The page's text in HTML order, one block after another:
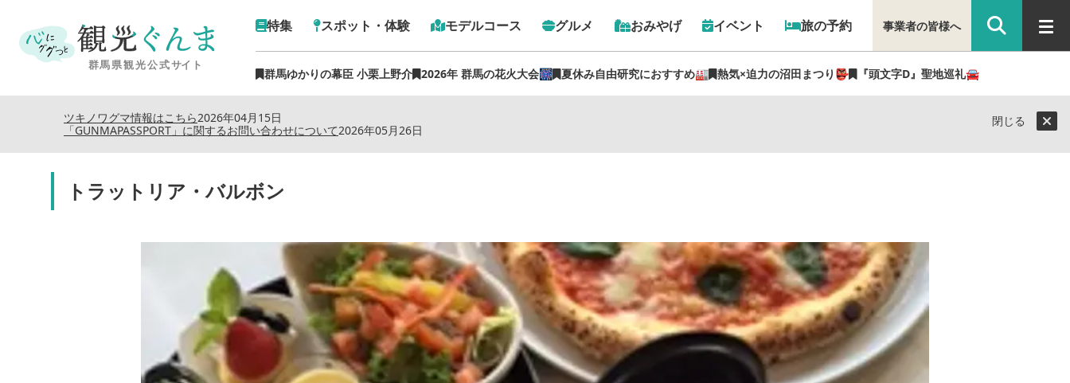
特集 スポット・体験 モデルコース グルメ おみやげ イベント 旅の予約
群馬ゆかりの幕臣 小栗上野介 2026年 群馬の花火大会🎆 夏休み自由研究におすすめ🏭 熱気×迫力の沼田まつり👺 『頭文字D』聖地巡礼🚘
事業者の皆様へ
2026年04月15日
ツキノワグマ情報はこちら
2026年05月26日
「GUNMAPASSPORT」に関するお問い合わせについて
閉じる
トラットリア・バルボン